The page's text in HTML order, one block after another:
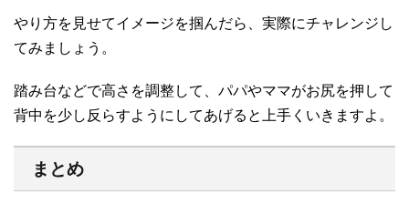
やり方を見せてイメージを掴んだら、実際にチャレンジし
てみましょう。
踏み台などで高さを調整して、パパやママがお尻を押して
背中を少し反らすようにしてあげると上手くいきますよ。
まとめ